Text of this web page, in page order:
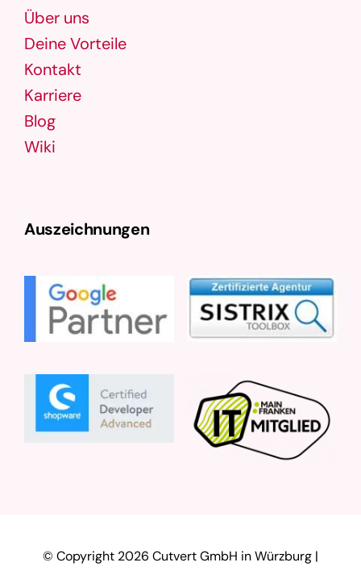
Über uns
Deine Vorteile
Kontakt
Karriere
Blog
Wiki
Auszeichnungen
© Copyright 2026 Cutvert GmbH in Würzburg |